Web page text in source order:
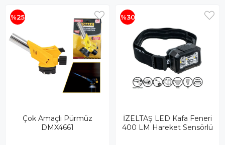
Çok Amaçlı Pürmüz
DMX4661
%25
İZELTAŞ LED Kafa Feneri
400 LM Hareket Sensörlü
%30